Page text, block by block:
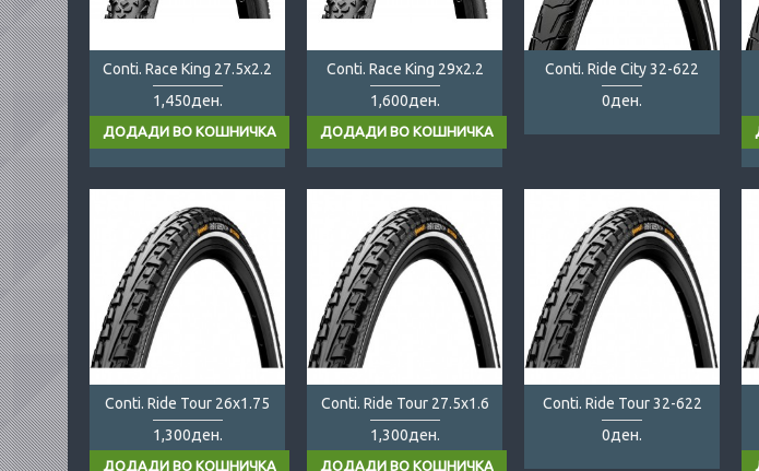
Conti. Race King 27.5x2.2
1,450ден.
Conti. Race King 29x2.2
1,600ден.
Conti. Ride City 32-622
0ден.
Conti. Ride Tour 26x1.75
1,300ден.
Conti. Ride Tour 27.5x1.6
1,300ден.
Conti. Ride Tour 32-622
0ден.